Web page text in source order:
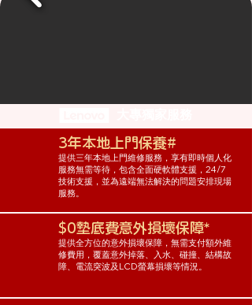
3年本地上門保養#
提供三年本地上門維修服務，享有即時個人化
服務無需等待，包含全面硬軟體支援，24/7
技術支援，並為遠端無法解決的問題安排現場
服務。
$0墊底費意外損壞保障*
提供全方位的意外損壞保障，無需支付額外維
修費用，覆蓋意外掉落、入水、碰撞、結構故
障、電流突波及LCD螢幕損壞等情況。